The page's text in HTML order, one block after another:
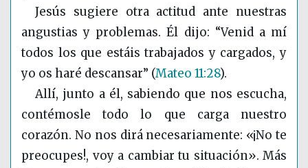
Jesús sugiere otra actitud ante nuestras
angustias y problemas. Él dijo: “Venid a mí
todos los que estáis trabajados y cargados, y
yo os haré descansar” (Mateo 11:28).
Allí, junto a él, sabiendo que nos escucha,
contémosle todo lo que carga nuestro
corazón. No nos dirá necesariamente: «¡No te
preocupes!, voy a cambiar tu situación». Más